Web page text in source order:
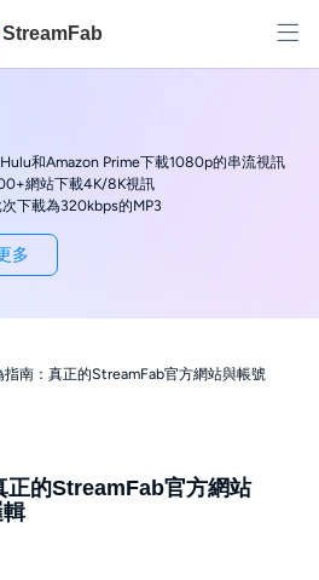
StreamFab
和Amazon Prime下載1080p的串流視訊
網站下載4K/8K視訊
下載為320kbps的MP3
多
南：真正的StreamFab官方網站與帳號
正的StreamFab官方網站